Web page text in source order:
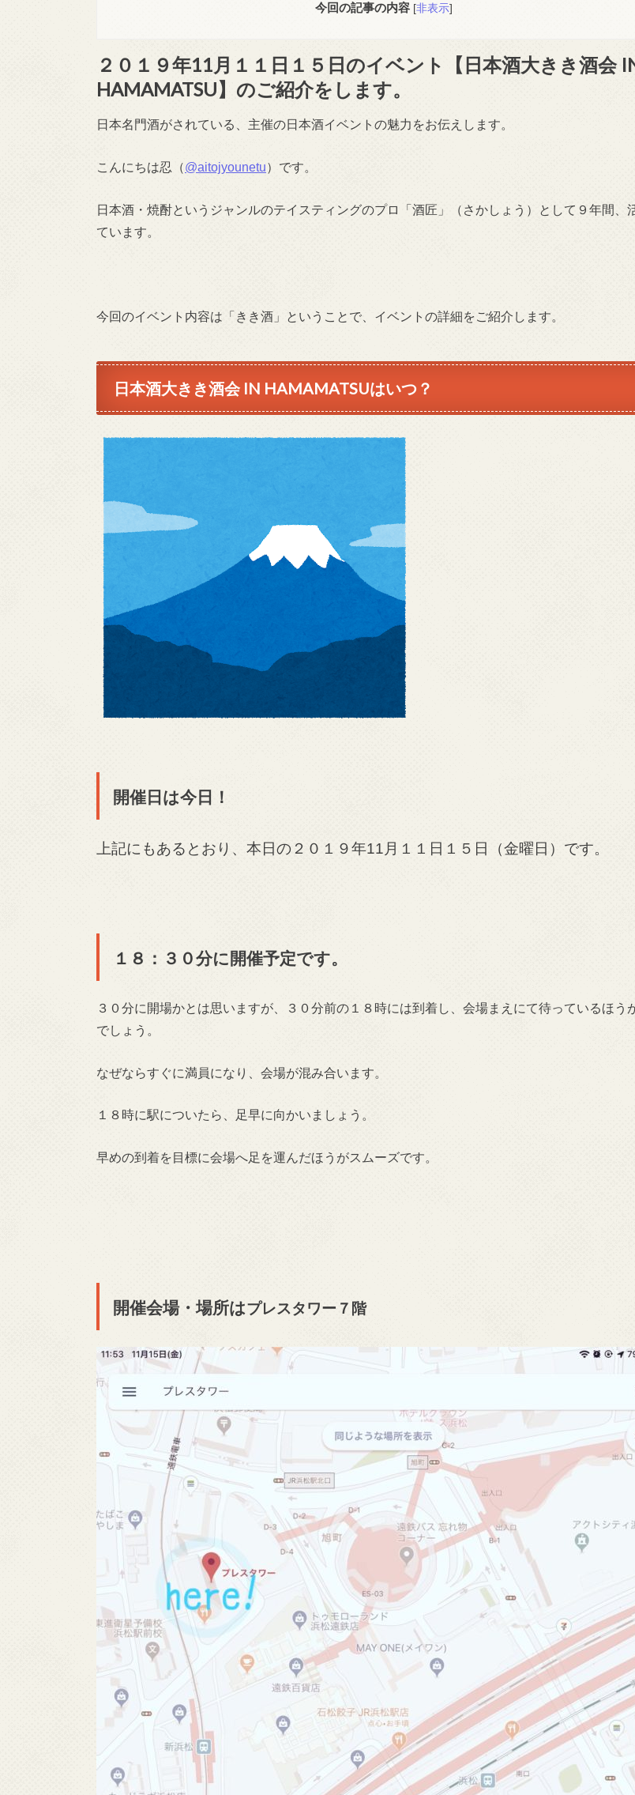
今回の記事の内容 [非表示]
２０１９年11月１１日１５日のイベント【日本酒大きき酒会
HAMAMATSU】のご紹介をします。
日本名門酒がされている、主催の日本酒イベントの魅力をお伝えします。
こんにちは忍（@aitojyounetu）です。
日本酒・焼酎というジャンルのテイスティングのプロ「酒匠」（さかしょう）として９年間、
ています。
今回のイベント内容は「きき酒」ということで、イベントの詳細をご紹介します。
日本酒大きき酒会 IN HAMAMATSUはいつ？
開催日は今日！
上記にもあるとおり、本日の２０１９年11 月１１日１５日（金曜日）です。
１８：３０分に開催予定です。
３０分に開場かとは思いますが、３０分前の１８時には到着し、会場まえにて待っているほう
でしょう。
なぜならすぐに満員になり、会場が混み合います。
１８時に駅についたら、足早に向かいましょう。
早めの到着を目標に会場へ足を運んだほうがスムーズです。
開催会場・場所はプレスタワー７階